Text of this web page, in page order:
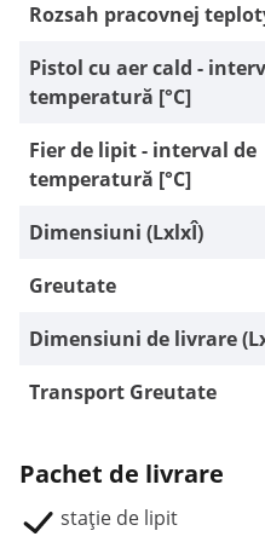
Rozsah pracovnej
Pistol cu aer cald -
temperatură [°C]
Fier de lipit - interval de
temperatură [°C]
Dimensiuni (LxlxÎ)
Greutate
Dimensiuni de livrare
Transport Greutate
Pachet de livrare
stație de lipit